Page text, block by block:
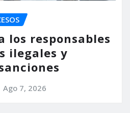
los responsables
ilegales y
Ago 7, 2026